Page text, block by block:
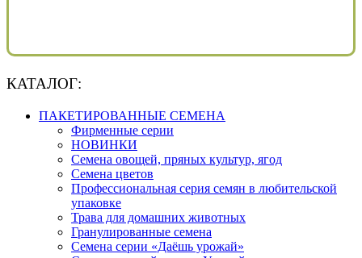
КАТАЛОГ:
ПАКЕТИРОВАННЫЕ СЕМЕНА
Фирменные серии
НОВИНКИ
Семена овощей, пряных культур, ягод
Семена цветов
Профессиональная серия семян в любительской
упаковке
Трава для домашних животных
Гранулированные семена
Семена серии «Даёшь урожай»